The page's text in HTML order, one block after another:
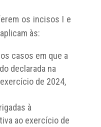
os incisos I e
às:
casos em que a
declarada na
de 2024,
à
ao exercício de